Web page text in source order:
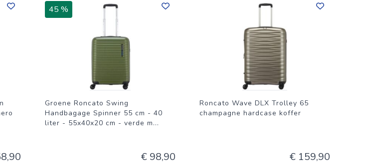
voorkomen.45 %
Groene Roncato Swing
Handbagage Spinner 55 cm - 40
liter - 55x40x20 cm - verde m...
€ 98,90
Roncato Wave DLX Trolley 65
champagne hardcase koffer
€ 159,90